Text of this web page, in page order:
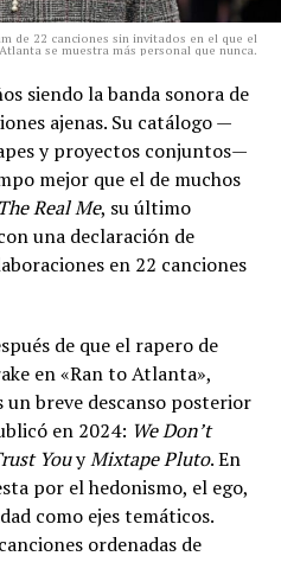
de 22 canciones sin invitados en el que el
se muestra más personal que nunca.
siendo la banda sonora de
ajenas. Su catálogo —
y proyectos conjuntos—
mejor que el de muchos
The Real Me, su último
una declaración de
en 22 canciones
de que el rapero de
en «Ran to Atlanta»,
un breve descanso posterior
en 2024: We Don’t
YouyMixtape Pluto. En
por el hedonismo, el ego,
como ejes temáticos.
ordenadas de